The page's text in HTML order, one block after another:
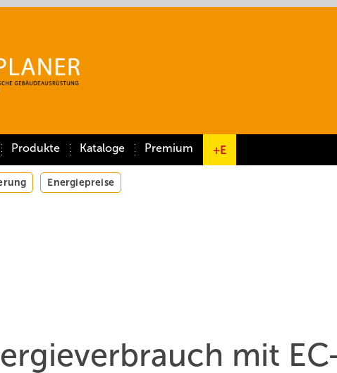
Produkte Kataloge Premium +E
Energiepreise
mit